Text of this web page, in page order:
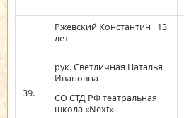
39.
Ржевский Константин 13
лет
рук. Светличная Наталья
Ивановна
СО СТД РФ театральная
школа «Next»